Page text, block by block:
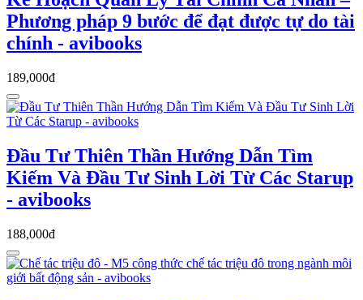
Phương pháp 9 bước để đạt được tự do tài
chính - avibooks
189,000đ
Đầu Tư Thiên Thần Hướng Dẫn Tìm
Kiếm Và Đầu Tư Sinh Lời Từ Các Starup
- avibooks
188,000đ